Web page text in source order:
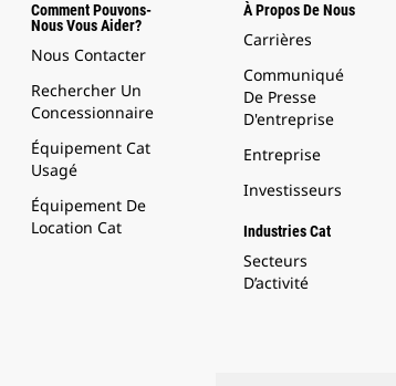
Comment Pouvons-
Nous Vous Aider?
Nous Contacter
Rechercher Un
Concessionnaire
Équipement Cat
Usagé
Équipement De
Location Cat
À Propos De Nous
Carrières
Communiqué
De Presse
D'entreprise
Entreprise
Investisseurs
Industries Cat
Secteurs
D’activité